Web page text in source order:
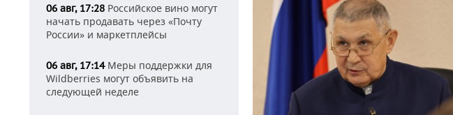
06 авг, 17:28 Российское вино могут
начать продавать через «Почту
России» и маркетплейсы
06 авг, 17:14Меры поддержки для
Wildberries могут объявить на
следующей неделе